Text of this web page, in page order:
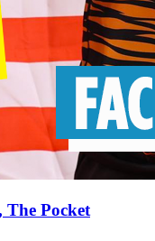
The Pocket